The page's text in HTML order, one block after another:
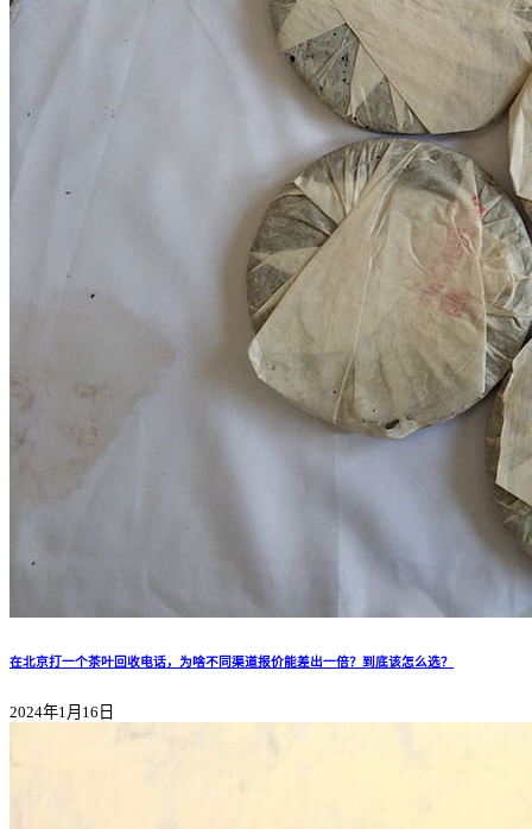
在北京打一个茶叶回收电话，为啥不同渠道报价能差出一倍？到底该怎么选？
2024年1月16日